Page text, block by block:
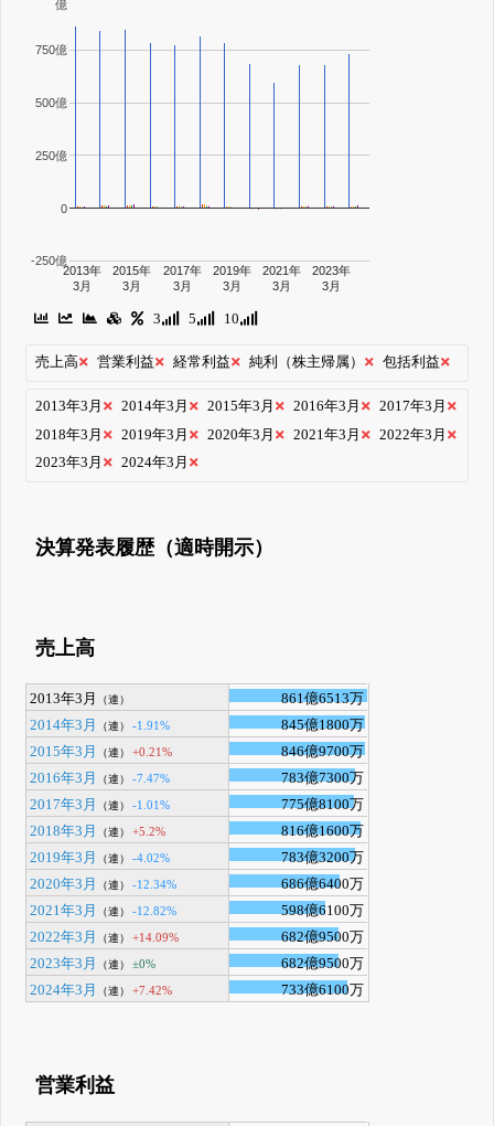
2013年
3月
2015年
3月
2017年
3月
2019年
3月
2021年
3月
2023年
3月
-250億
0
250億
500億
750億
億
3 5 10
売上高 営業利益 経常利益 純利（株主帰属） 包括利益
2013年3月 2014年3月 2015年3月 2016年3月
2017年3月
2018年3月
2019年3月 2020年3月 2021年3月
2022年3月
2023年3月
2024年3月
決算発表履歴（適時開示）
売上高
2013年3月 （連）
861億6513万
2014年3月
（連） -1.91%
845億1800万
2015年3月
（連） +0.21%
846億9700万
2016年3月
（連） -7.47%
783億7300万
2017年3月
（連） -1.01%
775億8100万
2018年3月
（連） +5.2%
816億1600万
2019年3月
（連） -4.02%
783億3200万
2020年3月
（連） -12.34%
686億6400万
2021年3月
（連） -12.82%
598億6100万
2022年3月
（連） +14.09%
682億9500万
2023年3月
（連） ±0%
682億9500万
2024年3月
（連） +7.42% 733億6100万
営業利益